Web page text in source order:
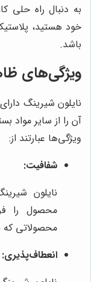
به دنبال راه حلی
خود هستید،
باشد.
ویژگی‌های
نایلون شیرینگ
آن را از سایر مواد
ویژگی‌ها عبارتند از:
شفافیت:
نایلون
محصول را
محصولاتی که
انعطاف‌پذیری: